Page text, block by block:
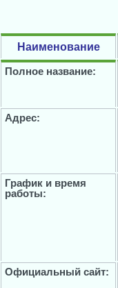
Наименование
Полное название:
Адрес:
График и время
работы:
Официальный сайт: